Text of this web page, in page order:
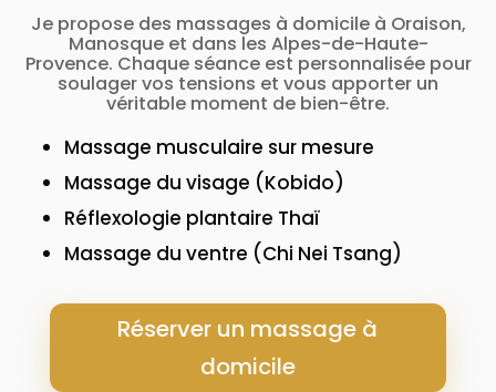
Je propose des massages à domicile à Oraison,
Manosque et dans les Alpes-de-Haute-
Provence. Chaque séance est personnalisée pour
soulager vos tensions et vous apporter un
véritable moment de bien-être.
Massage musculaire sur mesure
Massage du visage (Kobido)
Réflexologie plantaire Thaï
Massage du ventre (Chi Nei Tsang)
Réserver un massage à
domicile